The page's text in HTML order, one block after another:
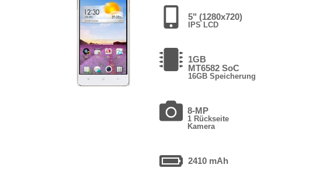
5" (1280x720)
IPS LCD
1GB
MT6582 SoC
16GB Speicherung
8-MP
1 Rückseite
Kamera
2410 mAh